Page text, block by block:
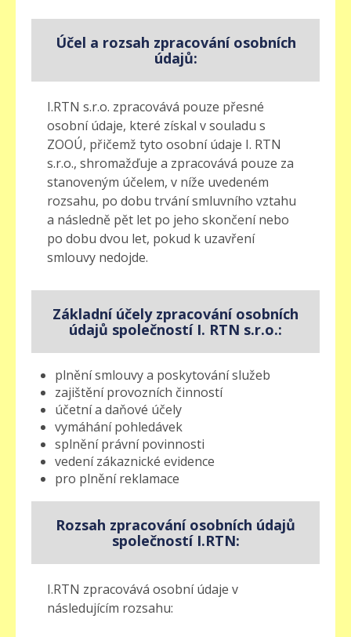
Účel a rozsah zpracování osobních
údajů:
I.RTN s.r.o. zpracovává pouze přesné
osobní údaje, které získal v souladu s
ZOOÚ, přičemž tyto osobní údaje I. RTN
s.r.o., shromažďuje a zpracovává pouze za
stanoveným účelem, v níže uvedeném
rozsahu, po dobu trvání smluvního vztahu
a následně pět let po jeho skončení nebo
po dobu dvou let, pokud k uzavření
smlouvy nedojde.
Základní účely zpracování osobních
údajů společností I. RTN s.r.o.:
plnění smlouvy a poskytování služeb
zajištění provozních činností
účetní a daňové účely
vymáhání pohledávek
splnění právní povinnosti
vedení zákaznické evidence
pro plnění reklamace
Rozsah zpracování osobních údajů
společností I.RTN:
I.RTN zpracovává osobní údaje v
následujícím rozsahu: